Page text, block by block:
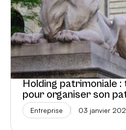
Holding patrimoniale
pour organiser son
Entreprise 03 janvier